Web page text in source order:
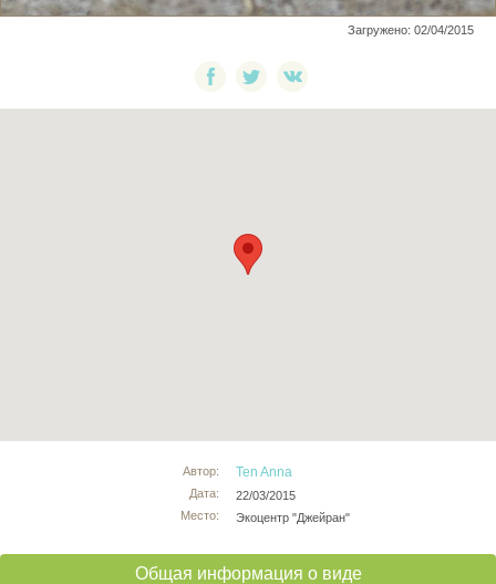
Загружено: 02/04/2015
Автор:
Дата:
Место:
Ten Anna
22/03/2015
Экоцентр "Джейран"
Общая информация о виде